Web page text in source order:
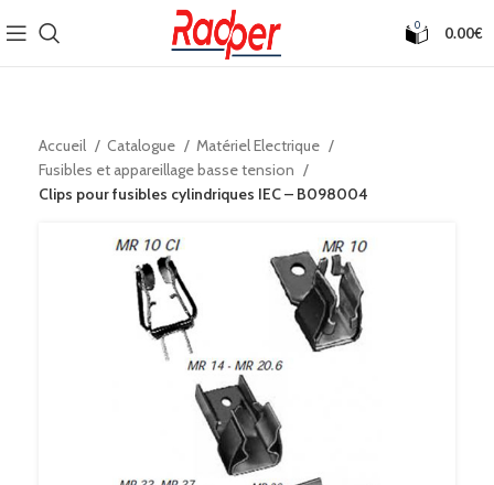
0 0.00€
Accueil Catalogue
Matériel Electrique
Fusibles et appareillage basse tension
Clips pour fusibles cylindriques IEC – B098004